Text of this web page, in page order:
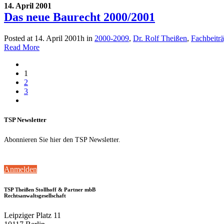
14. April 2001
Das neue Baurecht 2000/2001
Posted at 14. April 2001h in 2000-2009, Dr. Rolf Theißen,
Read More
1
2
3
TSP Newsletter
Abonnieren Sie hier den TSP Newsletter.
Anmelden
TSP Theißen Stollhoff & Partner mbB
Rechtsanwaltsgesellschaft
Leipziger Platz 11